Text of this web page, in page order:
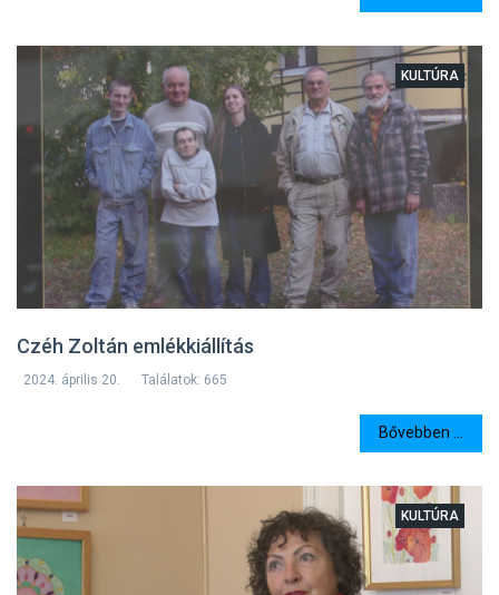
Czéh Zoltán emlékkiállítás
KULTÚRA
2024. április 20. Találatok: 665
Bővebben ...
KULTÚRA